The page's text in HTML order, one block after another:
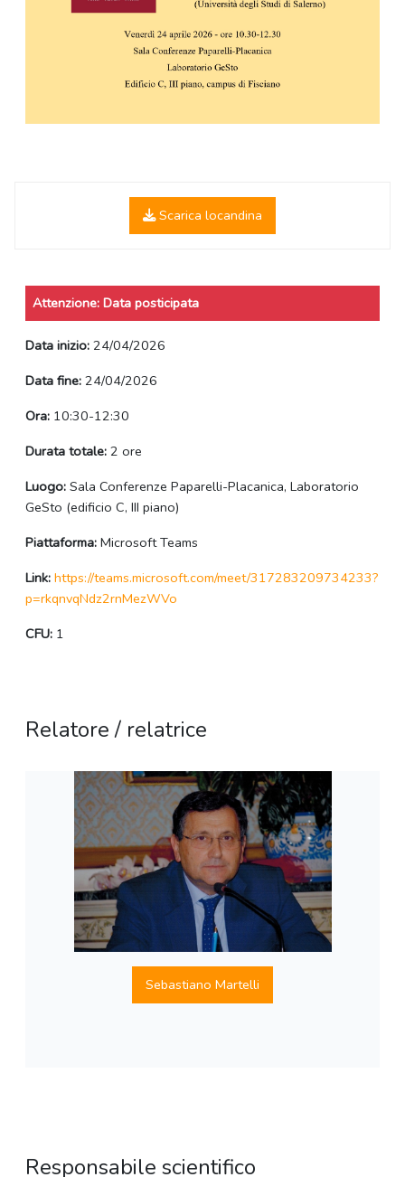
Scarica locandina
Attenzione: Data posticipata
Data inizio: 24/04/2026
Data fine: 24/04/2026
Ora: 10:30-12:30
Durata totale: 2 ore
Luogo: Sala Conferenze Paparelli-Placanica, Laboratorio
GeSto (edificio C, III piano)
Piattaforma: Microsoft Teams
Link: https://teams.microsoft.com/meet/317283209734233?
p=rkqnvqNdz2rnMezWVo
CFU: 1
Relatore / relatrice
Sebastiano Martelli
Responsabile scientifico